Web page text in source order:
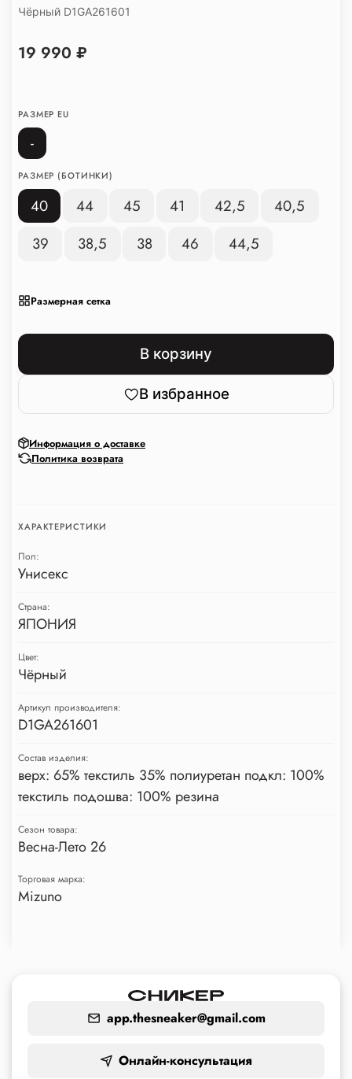
Чёрный D1GA261601
РАЗМЕР EU
-
РАЗМЕР (БОТИНКИ)
40 44 45 41 42,5
40,5
39
38,5 38 46 44,5
Размерная сетка
19 990 ₽
В корзину
В избранное
Информация о доставке
Политика возврата
ХАРАКТЕРИСТИКИ
Пол:
Унисекс
Страна:
ЯПОНИЯ
Цвет:
Чёрный
Артикул производителя:
D1GA261601
Состав изделия:
верх: 65% текстиль 35% полиуретан подкл: 100%
текстиль подошва: 100% резина
Сезон товара:
Весна-Лето 26
Торговая марка:
Mizuno
app.thesneaker@gmail.com
Онлайн-консультация